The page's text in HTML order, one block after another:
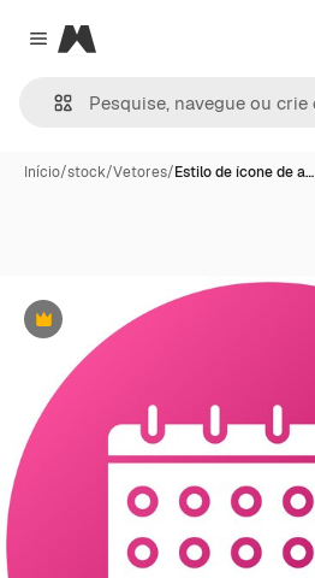
Close menu
Magnific
Início/stock/Vetores/Estilo de ícone de a…
Premium